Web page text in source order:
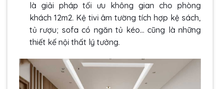
là giải pháp tối ưu không gian cho phòng
khách 12m2. Kệ tivi âm tường tích hợp kệ sách,
tủ rượu; sofa có ngăn tủ kéo… cũng là những
thiết kế nội thất lý tưởng.